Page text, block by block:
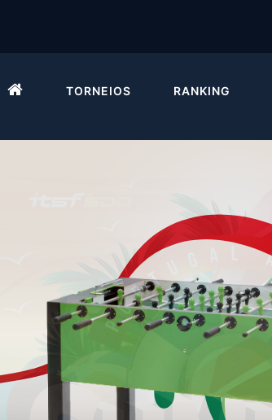
TORNEIOS RANKING